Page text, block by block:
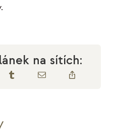
na sítích: